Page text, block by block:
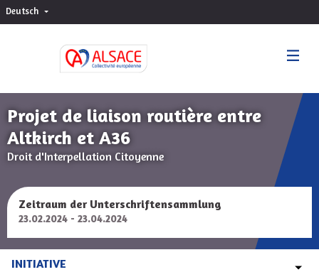
Deutsch Choisir la langue
Projet de liaison routière entre
Altkirch et A36
Droit d'Interpellation Citoyenne
Zeitraum der Unterschriftensammlung
23.02.2024 - 23.04.2024
INITIATIVE